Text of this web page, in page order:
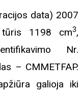
data) 2007
tūris 1198 cm3,
Nr.
– CMMETFAP.
galioja iki